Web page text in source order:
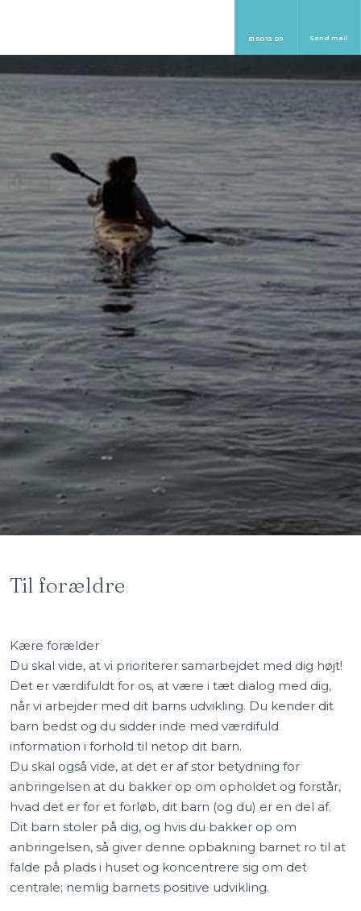
51 50 13 09 Send mail
​Til forældre
Kære forælder
Du skal vide, at vi prioriterer samarbejdet med dig højt!
Det er værdifuldt for os, at være i tæt dialog med dig,
når vi arbejder med dit barns udvikling. Du kender dit
barn bedst og du sidder inde med værdifuld
information i forhold til netop dit barn.
Du skal også vide, at det er af stor betydning for
anbringelsen at du bakker op om opholdet og forstår,
hvad det er for et forløb, dit barn (og du) er en del af.
Dit barn stoler på dig, og hvis du bakker op om
anbringelsen, så giver denne opbakning barnet ro til at
falde på plads i huset og koncentrere sig om det
centrale; nemlig barnets positive udvikling.